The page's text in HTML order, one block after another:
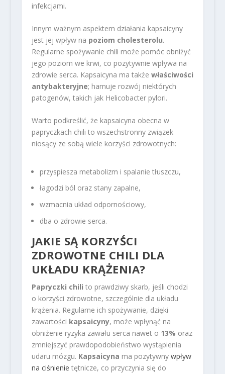
infekcjami.
Innym ważnym aspektem działania kapsaicyny
jest jej wpływ na poziom cholesterolu.
Regularne spożywanie chili może pomóc obniżyć
jego poziom we krwi, co pozytywnie wpływa na
zdrowie serca. Kapsaicyna ma także właściwości
antybakteryjne; hamuje rozwój niektórych
patogenów, takich jak Helicobacter pylori.
Warto podkreślić, że kapsaicyna obecna w
papryczkach chili to wszechstronny związek
niosący ze sobą wiele korzyści zdrowotnych:
przyspiesza metabolizm i spalanie tłuszczu,
łagodzi ból oraz stany zapalne,
wzmacnia układ odpornościowy,
dba o zdrowie serca.
JAKIE SĄ KORZYŚCI
ZDROWOTNE CHILI DLA
UKŁADU KRĄŻENIA?
Papryczki chili to prawdziwy skarb, jeśli chodzi
o korzyści zdrowotne, szczególnie dla układu
krążenia. Regularne ich spożywanie, dzięki
zawartości kapsaicyny, może wpłynąć na
obniżenie ryzyka zawału serca nawet o 13% oraz
zmniejszyć prawdopodobieństwo wystąpienia
udaru mózgu. Kapsaicyna ma pozytywny wpływ
na ciśnienie tętnicze, co przyczynia się do